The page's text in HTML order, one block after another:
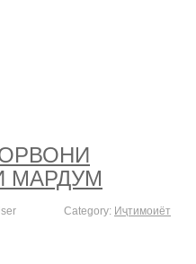
МАРДУМ
Category: Иҷтимоиёт